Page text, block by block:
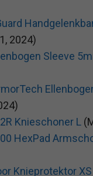
2024)
Sleeve
Knieschoner L
HexPad
Knieprotektor XS